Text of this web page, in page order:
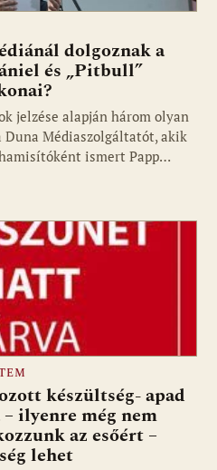
dolgoznak a
és „Pitbull”
jelzése alapján három olyan
Médiaszolgáltatót, akik
ismert Papp…
készültség- apad
ilyenre még nem
az esőért –
lehet